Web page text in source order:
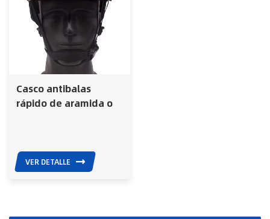
Casco antibalas
rápido de aramida o
VER DETALLE